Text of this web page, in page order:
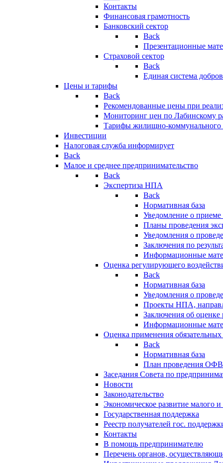
Контакты
Финансовая грамотность
Банковский сектор
Back
Презентационные
Страховой сектор
Back
Единая система
Цены и тарифы
Back
Рекомендованные цены при
Мониторинг цен по Лабинскому
Тарифы жилищно-коммунального
Инвестиции
Налоговая служба информирует
Back
Малое и среднее предпринимательство
Back
Экспертиза НПА
Back
Нормативная база
Уведомление о
Планы проведения
Уведомления о
Заключения по
Информационные
Оценка регулирующего
Back
Нормативная база
Уведомления о
Проекты НПА,
Заключения об
Информационные
Оценка применения
Back
Нормативная база
План проведения
Заседания Совета по
Новости
Законодательство
Экономическое развитие малого и
Государственная поддержка
Реестр получателей гос.
Контакты
В помощь предпринимателю
Перечень органов,